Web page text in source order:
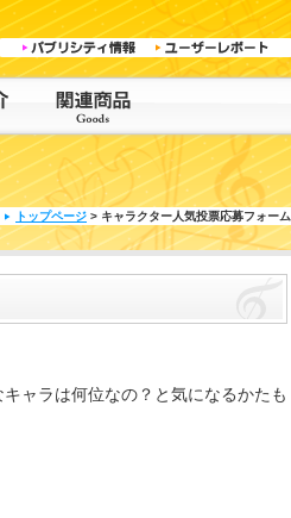
トップページ > キャラクター人気投票応募フォーム
ャラは何位なの？と気になるかたも